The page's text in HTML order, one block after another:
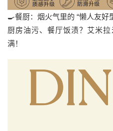
🍳餐厨：烟火气里的 “懒人友好
厨房油污、餐厅饭渍？艾米拉
满！